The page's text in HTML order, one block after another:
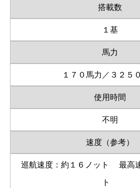
搭載数
１基
馬力
１７０馬力／３２５
使用時間
不明
速度（参考）
巡航速度：約１６ノット 最高
ト